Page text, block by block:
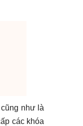
như là
các khóa